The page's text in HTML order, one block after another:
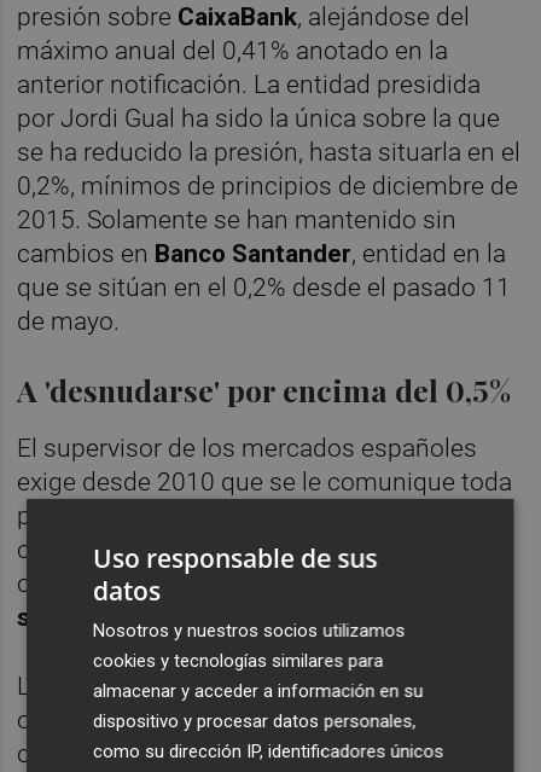
presión sobre CaixaBank, alejándose del
máximo anual del 0,41% anotado en la
anterior notificación. La entidad presidida
por Jordi Gual ha sido la única sobre la que
se ha reducido la presión, hasta situarla en el
0,2%, mínimos de principios de diciembre de
2015. Solamente se han mantenido sin
cambios en Banco Santander, entidad en la
que se sitúan en el 0,2% desde el pasado 11
de mayo.
A 'desnudarse' por encima del 0,5%
El supervisor de los mercados españoles
exige desde 2010 que se le comunique toda
posición corta sobre cualquier empresa
cotizada española que exceda al 0,2% del
capital social yhace públicas las que
superen el 0,5% del capital.
La toma de posiciones cortas es una
operativa bursátil que utilizan los inversores
cuando prevén que el mercado va a bajar o
Uso responsable de sus
datos
Nosotros y nuestros socios utilizamos
cookies y tecnologías similares para
almacenar y acceder a información en su
dispositivo y procesar datos personales,
como su dirección IP, identificadores únicos